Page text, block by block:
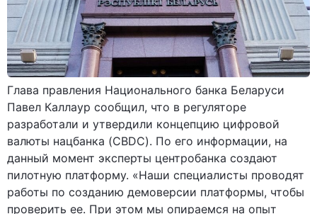
Глава правления Национального банка Беларуси
Павел Каллаур сообщил, что в регуляторе
разработали и утвердили концепцию цифровой
валюты нацбанка (CBDC). По его информации, на
данный момент эксперты центробанка создают
пилотную платформу. «Наши специалисты проводят
работы по созданию демоверсии платформы, чтобы
проверить ее. При этом мы опираемся на опыт